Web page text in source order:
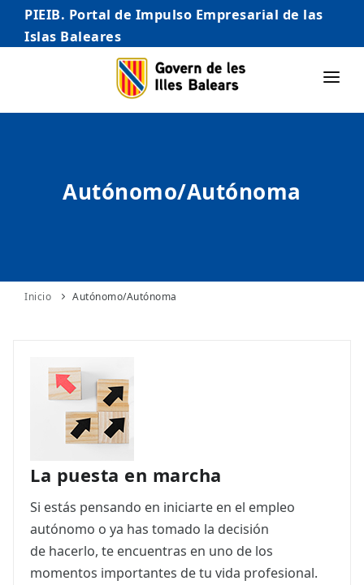
PIEIB. Portal de Impulso Empresarial de las
Islas Baleares
INICIO
AUTÓNOMO/AUTÓNOMA
INTERNACIONALIZACIÓN
Autónomo/Autónoma
Inicio Autónomo/Autónoma
La puesta en marcha
Si estás pensando en iniciarte en el empleo
autónomo o ya has tomado la decisión
de hacerlo, te encuentras en uno de los
momentos importantes de tu vida profesional.